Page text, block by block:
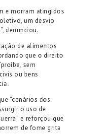
e morram atingidos
um desvio
denunciou.
de alimentos
que o direito
sem
ou bens
“cenários dos
o uso de
e reforçou que
de fome grita